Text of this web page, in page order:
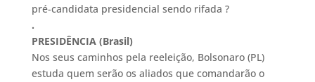
pré-candidata presidencial sendo rifada ?
.
PRESIDÊNCIA (Brasil)
Nos seus caminhos pela reeleição, Bolsonaro (PL)
estuda quem serão os aliados que comandarão o